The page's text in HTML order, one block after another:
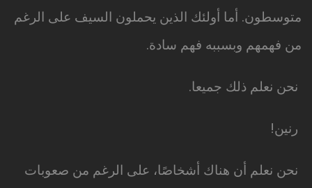
متوسطون. أما أولئك الذين يحملون السيف على الرغم
من فهمهم وبسببه فهم سادة.
نحن نعلم ذلك جميعا.
رنين!
نحن نعلم أن هناك أشخاصًا، على الرغم من صعوبات